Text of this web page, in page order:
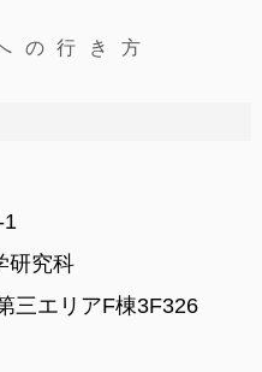
本機械学会流
ウム2025にて
Best
の行き方
研究科
三エリアF棟3F326